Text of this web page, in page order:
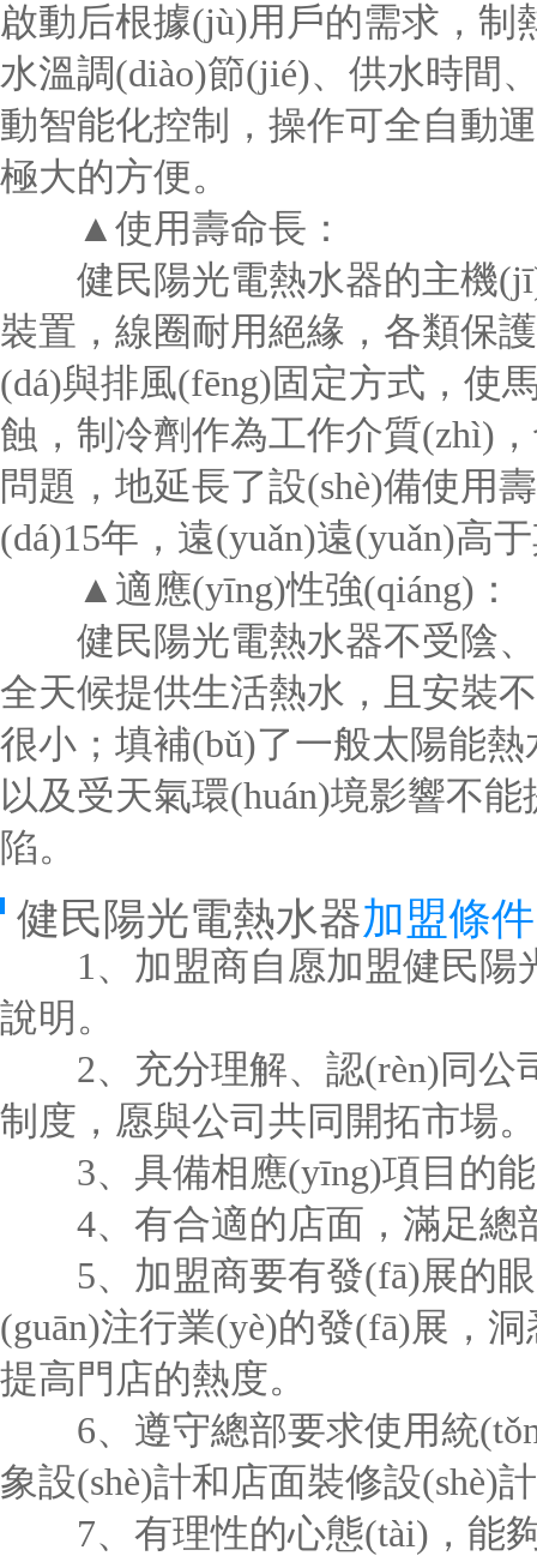
啟動后根據(jù)用戶的需求，制
水溫調(diào)節(jié)、供水時間
動智能化控制，操作可全自動
極大的方便。
▲使用壽命長：
健民陽光電熱水器的主機(jī)
裝置，線圈耐用絕緣，各類保
(dá)與排風(fēng)固定方式，使
蝕，制冷劑作為工作介質(zhì)
問題，地延長了設(shè)備使用
(dá)15年，遠(yuǎn)遠(yuǎn)高
▲適應(yīng)性強(qiáng)：
健民陽光電熱水器不受陰、
全天候提供生活熱水，且安裝
很小；填補(bǔ)了一般太陽能
以及受天氣環(huán)境影響不
陷。
健民陽光電熱水器加盟條件
1、加盟商自愿加盟健民陽
說明。
2、充分理解、認(rèn)同公
制度，愿與公司共同開拓市場。
3、具備相應(yīng)項目的能
4、有合適的店面，滿足總
5、加盟商要有發(fā)展的眼
(guān)注行業(yè)的發(fā)展，
提高門店的熱度。
6、遵守總部要求使用統
象設(shè)計和店面裝修設(shè)
7、有理性的心態(tài)，能夠